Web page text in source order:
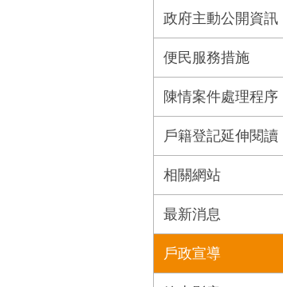
政府主動公開資訊
便民服務措施
陳情案件處理程序
戶籍登記延伸閱讀
相關網站
最新消息
戶政宣導